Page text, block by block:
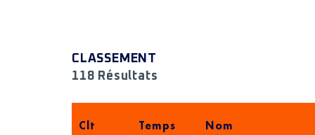
CLASSEMENT
118 Résultats
Clt Temps Nom